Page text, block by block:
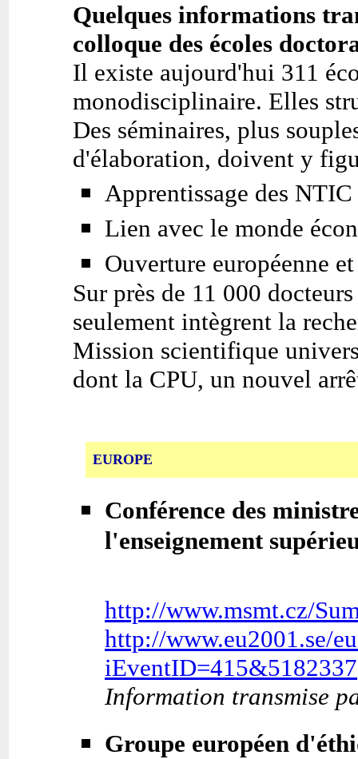
Quelques informations
colloque des écoles
Il existe aujourd'hui 311
monodisciplinaire. Elles
Des séminaires, plus
d'élaboration, doivent y
Apprentissage des NTIC
Lien avec le monde
Ouverture européenne
Sur près de 11 000
seulement intègrent la
Mission scientifique
dont la CPU, un nouvel
EUROPE
Conférence des
l'enseignement
http://www.msmt.cz/
http://www.eu2001.se/
iEventID=415&5182337
Information transmise
Groupe européen